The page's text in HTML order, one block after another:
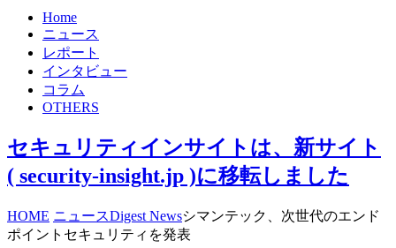
Home
ニュース
レポート
インタビュー
コラム
OTHERS
セキュリティインサイトは、新サイト
( security-insight.jp )に移転しました
HOME ニュースDigest Newsシマンテック、次世代のエンド
ポイントセキュリティを発表